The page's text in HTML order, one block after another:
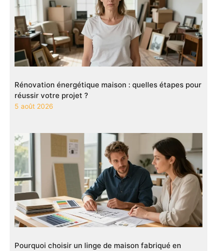
Rénovation énergétique maison : quelles étapes pour
réussir votre projet ?
5 août 2026
Pourquoi choisir un linge de maison fabriqué en